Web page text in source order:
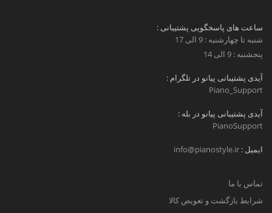
ساعت های پاسخگویی پشتیبانی :
شنبه تا چهارشنبه : 9 الی 17
پنجشنبه : 9 الی 14
آیدی پشتیبانی پیانو در تلگرام :
Piano_Support
آیدی پشتیبانی پیانو در بله :
PianoSupport
ایمیل : info@pianostyle.ir
تماس با ما
شرایط بازگشت و تعویض کالا